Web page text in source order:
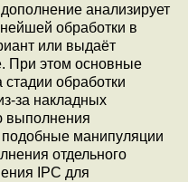
анализирует
обработки в
или выдаёт
При этом основные
обработки
за накладных
выполнения
подобные манипуляции
отдельного
IPC для